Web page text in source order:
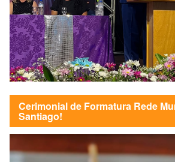
Cerimonial de Formatura Rede
Santiago!